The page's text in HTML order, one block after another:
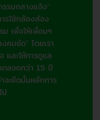
รรมกลางแจ้ง"
รใช้กล้องส่อง
เพื่อให้เพื่อนๆ
คมชัด" โดยเรา
และให้การดูแล
ตลอดกว่า 15 ปี
จะยึดมั่นหลักการ